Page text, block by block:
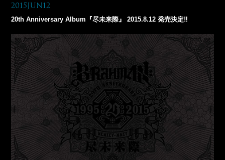
2015Jun12
20th Anniversary Album『尽未来際』 2015.8.12 発売決定‼︎